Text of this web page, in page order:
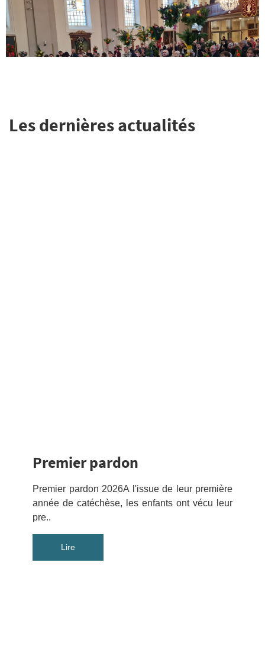
Les dernières actualités
Premier pardon
Premier pardon 2026A l'issue de leur première
année de catéchèse, les enfants ont vécu leur
pre..